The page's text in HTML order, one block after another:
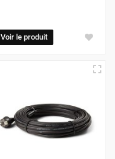
Voir le produit